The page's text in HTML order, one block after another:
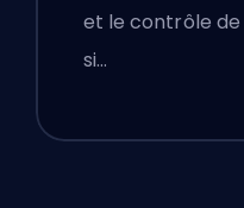
et le contrôle
si…